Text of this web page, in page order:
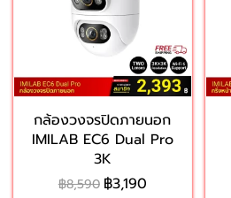
กล้องวงจรปิดภายนอก
IMILAB EC6 Dual Pro
3K
฿8,590 ฿3,190